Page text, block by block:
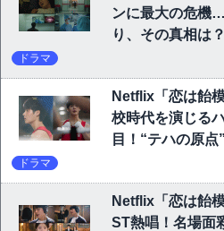
ンに最大の危機
り、その真相は
ドラマ
Netflix「恋は飴
校時代を演じる
目！“テハの原
ドラマ
Netflix「恋は飴
ST熱唱！名場面